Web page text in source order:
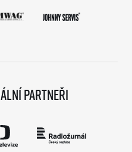
partneři